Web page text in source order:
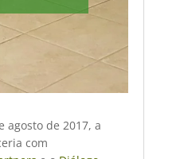
agosto de 2017, a
com